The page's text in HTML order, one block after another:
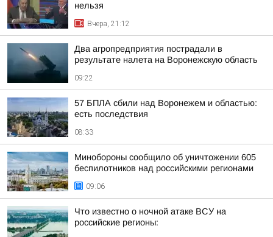
нельзя
Вчера, 21:12
Два агропредприятия пострадали в
результате налета на Воронежскую область
09:22
57 БПЛА сбили над Воронежем и областью:
есть последствия
08:33
Минобороны сообщило об уничтожении 605
беспилотников над российскими регионами
09:06
Что известно о ночной атаке ВСУ на
российские регионы: